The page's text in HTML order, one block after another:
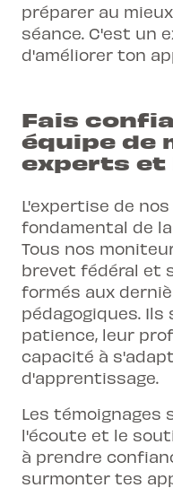
préparer au
séance. C'est un
d'améliorer ton
Fais
équipe de
experts et
L'expertise de
fondamental de
Tous nos
brevet fédéral et
formés aux
pédagogiques.
patience, leur
capacité à
d'apprentissage.
Les témoignages
l'écoute et le
à prendre
surmonter tes